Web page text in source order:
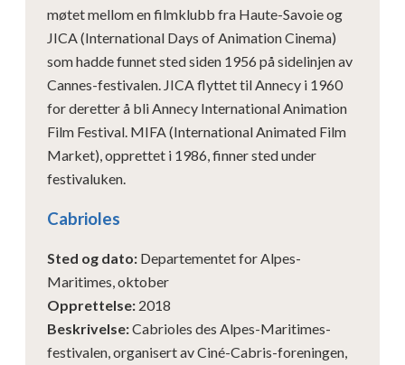
møtet mellom en filmklubb fra Haute-Savoie og
JICA (International Days of Animation Cinema)
som hadde funnet sted siden 1956 på sidelinjen av
Cannes-festivalen. JICA flyttet til Annecy i 1960
for deretter å bli Annecy International Animation
Film Festival. MIFA (International Animated Film
Market), opprettet i 1986, finner sted under
festivaluken.
Cabrioles
Sted og dato: Departementet for Alpes-
Maritimes, oktober
Opprettelse: 2018
Beskrivelse:Cabrioles des Alpes-Maritimes-
festivalen, organisert av Ciné-Cabris-foreningen,